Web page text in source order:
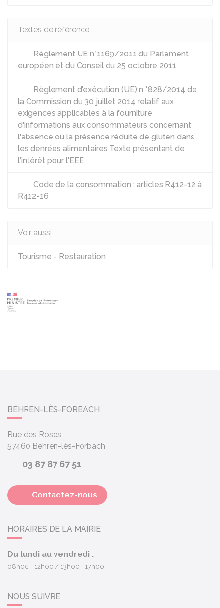
Textes de référence
Règlement UE n°1169/2011 du Parlement
européen et du Conseil du 25 octobre 2011
Règlement d'exécution (UE) n °828/2014 de
la Commission du 30 juillet 2014 relatif aux
exigences applicables à la fourniture
d'informations aux consommateurs concernant
l'absence ou la présence réduite de gluten dans
les denrées alimentaires Texte présentant de
l'intérêt pour l'EEE
Code de la consommation : articles R412-12 à
R412-16
Voir aussi
Tourisme - Restauration
BEHREN-LÈS-FORBACH
Rue des Roses
57460 Behren-lès-Forbach
03 87 87 67 51
Contactez-nous
HORAIRES DE LA MAIRIE
Du lundi au vendredi :
08h00 - 12h00 13h00 - 17h00
NOUS SUIVRE